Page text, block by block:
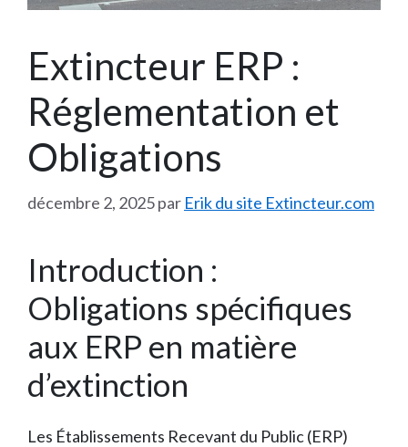
Extincteur ERP :
Réglementation et
Obligations
décembre 2, 2025par Erik du site Extincteur.com
Introduction :
Obligations spécifiques
aux ERP en matière
d’extinction
Les Établissements Recevant du Public (ERP)